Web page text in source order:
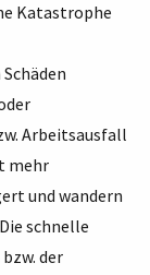
Katastrophe
Arbeitsausfall
mehr
und wandern
schnelle
der